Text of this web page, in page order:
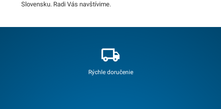
Slovensku. Radi Vás navštívime.
Rýchle doručenie